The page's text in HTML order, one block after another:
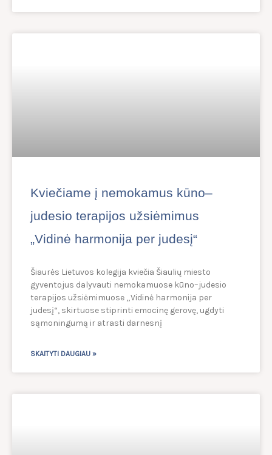
Kviečiame į nemokamus kūno–
judesio terapijos užsiėmimus
„Vidinė harmonija per judesį“
Šiaurės Lietuvos kolegija kviečia Šiaulių miesto
gyventojus dalyvauti nemokamuose kūno–judesio
terapijos užsiėmimuose „Vidinė harmonija per
judesį“, skirtuose stiprinti emocinę gerovę, ugdyti
sąmoningumą ir atrasti darnesnį
SKAITYTI DAUGIAU »